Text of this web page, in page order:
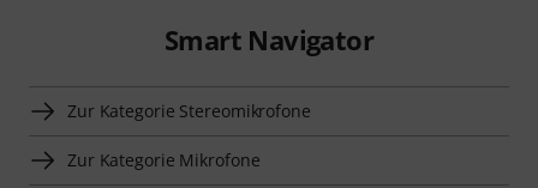
Smart Navigator
Zur Kategorie Stereomikrofone
Zur Kategorie Mikrofone